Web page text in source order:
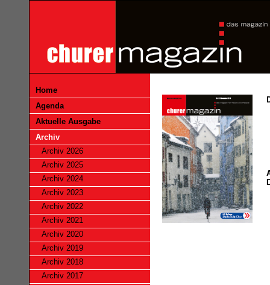
Home
Agenda
Aktuelle Ausgabe
Archiv
Archiv 2026
Archiv 2025
Archiv 2024
Archiv 2023
Archiv 2022
Archiv 2021
Archiv 2020
Archiv 2019
Archiv 2018
Archiv 2017